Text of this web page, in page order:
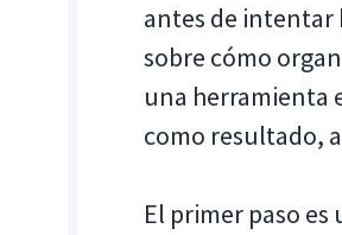
antes de intentar
sobre cómo
una herramienta
como resultado,
El primer paso